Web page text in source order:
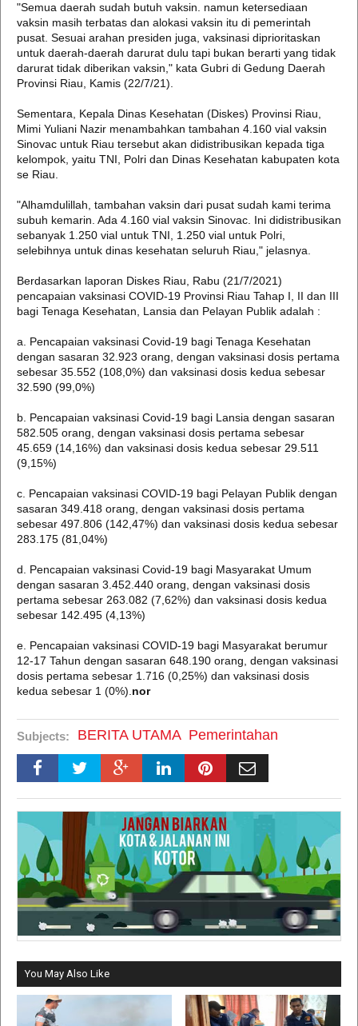
"Semua daerah sudah butuh vaksin. namun ketersediaan
vaksin masih terbatas dan alokasi vaksin itu di pemerintah
pusat. Sesuai arahan presiden juga, vaksinasi diprioritaskan
untuk daerah-daerah darurat dulu tapi bukan berarti yang tidak
darurat tidak diberikan vaksin," kata Gubri di Gedung Daerah
Provinsi Riau, Kamis (22/7/21).
Sementara, Kepala Dinas Kesehatan (Diskes) Provinsi Riau,
Mimi Yuliani Nazir menambahkan tambahan 4.160 vial vaksin
Sinovac untuk Riau tersebut akan didistribusikan kepada tiga
kelompok, yaitu TNI, Polri dan Dinas Kesehatan kabupaten kota
se Riau.
"Alhamdulillah, tambahan vaksin dari pusat sudah kami terima
subuh kemarin. Ada 4.160 vial vaksin Sinovac. Ini didistribusikan
sebanyak 1.250 vial untuk TNI, 1.250 vial untuk Polri,
selebihnya untuk dinas kesehatan seluruh Riau," jelasnya.
Berdasarkan laporan Diskes Riau, Rabu (21/7/2021)
pencapaian vaksinasi COVID-19 Provinsi Riau Tahap I, II dan III
bagi Tenaga Kesehatan, Lansia dan Pelayan Publik adalah :
a. Pencapaian vaksinasi Covid-19 bagi Tenaga Kesehatan
dengan sasaran 32.923 orang, dengan vaksinasi dosis pertama
sebesar 35.552 (108,0%) dan vaksinasi dosis kedua sebesar
32.590 (99,0%)
b. Pencapaian vaksinasi Covid-19 bagi Lansia dengan sasaran
582.505 orang, dengan vaksinasi dosis pertama sebesar
45.659 (14,16%) dan vaksinasi dosis kedua sebesar 29.511
(9,15%)
c. Pencapaian vaksinasi COVID-19 bagi Pelayan Publik dengan
sasaran 349.418 orang, dengan vaksinasi dosis pertama
sebesar 497.806 (142,47%) dan vaksinasi dosis kedua sebesar
283.175 (81,04%)
d. Pencapaian vaksinasi Covid-19 bagi Masyarakat Umum
dengan sasaran 3.452.440 orang, dengan vaksinasi dosis
pertama sebesar 263.082 (7,62%) dan vaksinasi dosis kedua
sebesar 142.495 (4,13%)
e. Pencapaian vaksinasi COVID-19 bagi Masyarakat berumur
12-17 Tahun dengan sasaran 648.190 orang, dengan vaksinasi
dosis pertama sebesar 1.716 (0,25%) dan vaksinasi dosis
kedua sebesar 1 (0%). nor
Subjects: BERITA UTAMA Pemerintahan
You May Also Like